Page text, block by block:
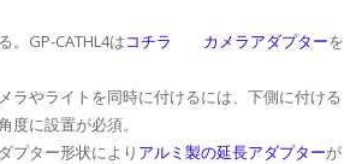
。GP-CATHL4はコチラ カメラアダプターを
ラやライトを同時に付けるには、下側に付ける
度に設置が必須。
プター形状により アルミ製の延長アダプターが